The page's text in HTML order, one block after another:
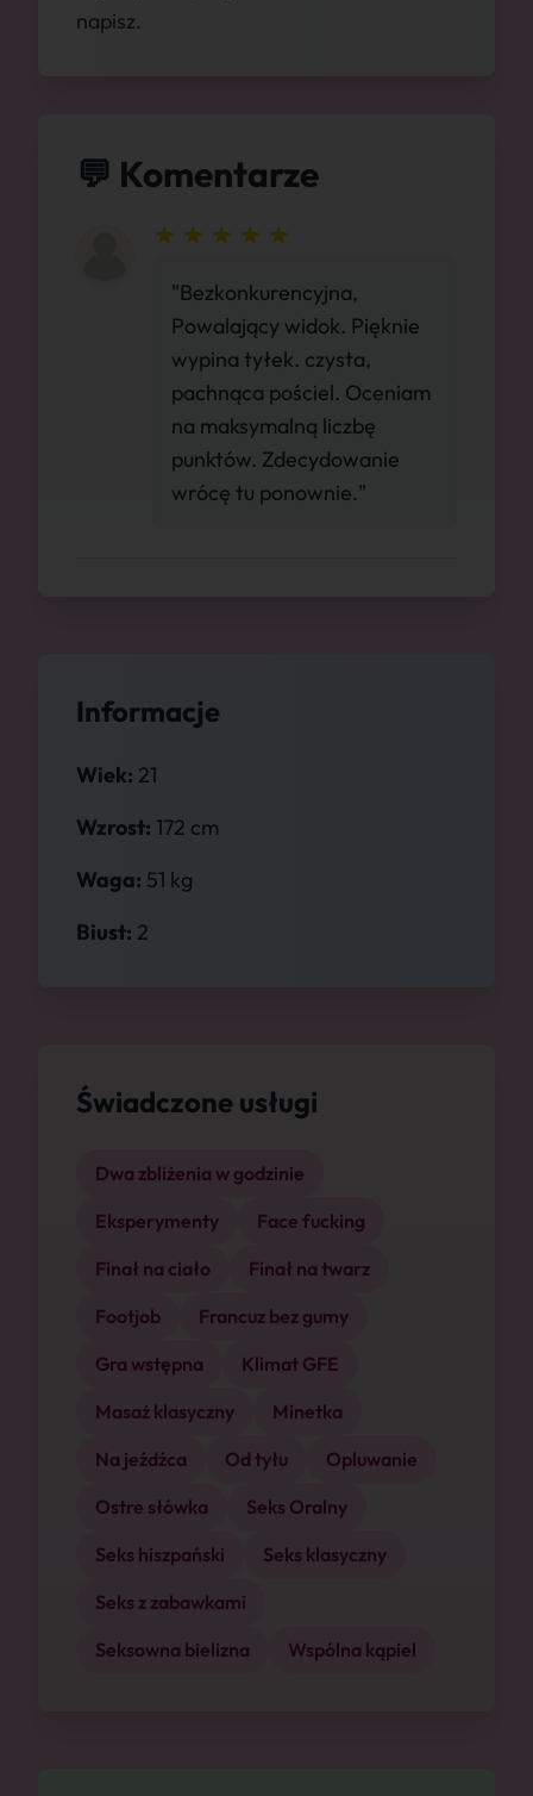
Informacje
Wiek: 21
Wzrost: 172 cm
Waga: 51 kg
Biust: 2
Świadczone usługi
Dwa zbliżenia w godzinie
Eksperymenty
Face fucking
Finał na ciało
Finał na twarz
Footjob
Francuz bez gumy
Gra wstępna
Klimat GFE
Masaż klasyczny
Minetka
Na jeźdźca
Od tyłu
Opluwanie
Ostre słówka
Seks Oralny
Seks hiszpański
Seks klasyczny
Seks z zabawkami
Seksowna bielizna
Wspólna kąpiel
napisz.
💬 Komentarze
"Bezkonkurencyjna,
Powalający widok. Pięknie
wypina tyłek. czysta,
pachnąca pościel. Oceniam
na maksymalną liczbę
punktów. Zdecydowanie
wrócę tu ponownie."